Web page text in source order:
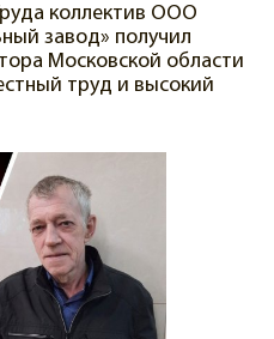
коллектив ООО
завод» получил
Московской области
труд и высокий